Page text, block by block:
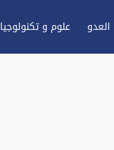
علوم و تكنولوجيا